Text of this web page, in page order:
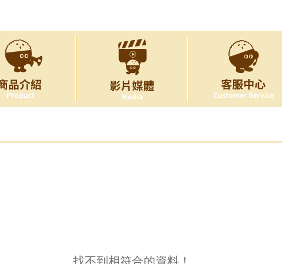
找不到相符合的資料！